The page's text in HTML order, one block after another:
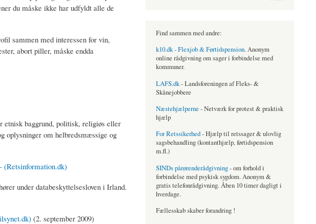
du måske ikke har udfyldt alle de
sammen med interessen for vin,
abort piller, måske endda
etnisk baggrund, politisk, religiøs eller
oplysninger om helbredsmæssige og
(Retsinformation.dk)
under databeskyttelsesloven i Irland.
(2. september 2009)
Find sammen med andre:
k10.dk - Flexjob & Førtidspension. Anonym
online rådgivning om sager i forbindelse med
kommuner.
LAFS.dk- Landsforeningen af Fleks- &
Skånejobbere
Næstehjælperne - Netværk for protest & praktisk
hjælp
For Retssikerhed- Hjælp til retssager & ulovlig
sagsbehandling (kontanthjælp, førtidspension
m.fl.)
SINDs pårørenderådgivning- om forhold i
forbindelse med psykisk sygdom. Anonym &
gratis telefonrådgivning. Åben 10 timer dagligt i
hverdage.
Fællesskab skaber forandring !